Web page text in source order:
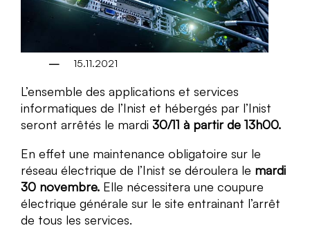
15.11.2021
L’ensemble des applications et services
informatiques de l’Inist et hébergés par l’Inist
seront arrêtés le mardi 30/11 à partir de 13h00.
En effet une maintenance obligatoire sur le
réseau électrique de l’Inist se déroulera le mardi
30 novembre. Elle nécessitera une coupure
électrique générale sur le site entrainant l’arrêt
de tous les services.